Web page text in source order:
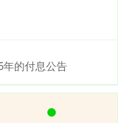
年的付息公告